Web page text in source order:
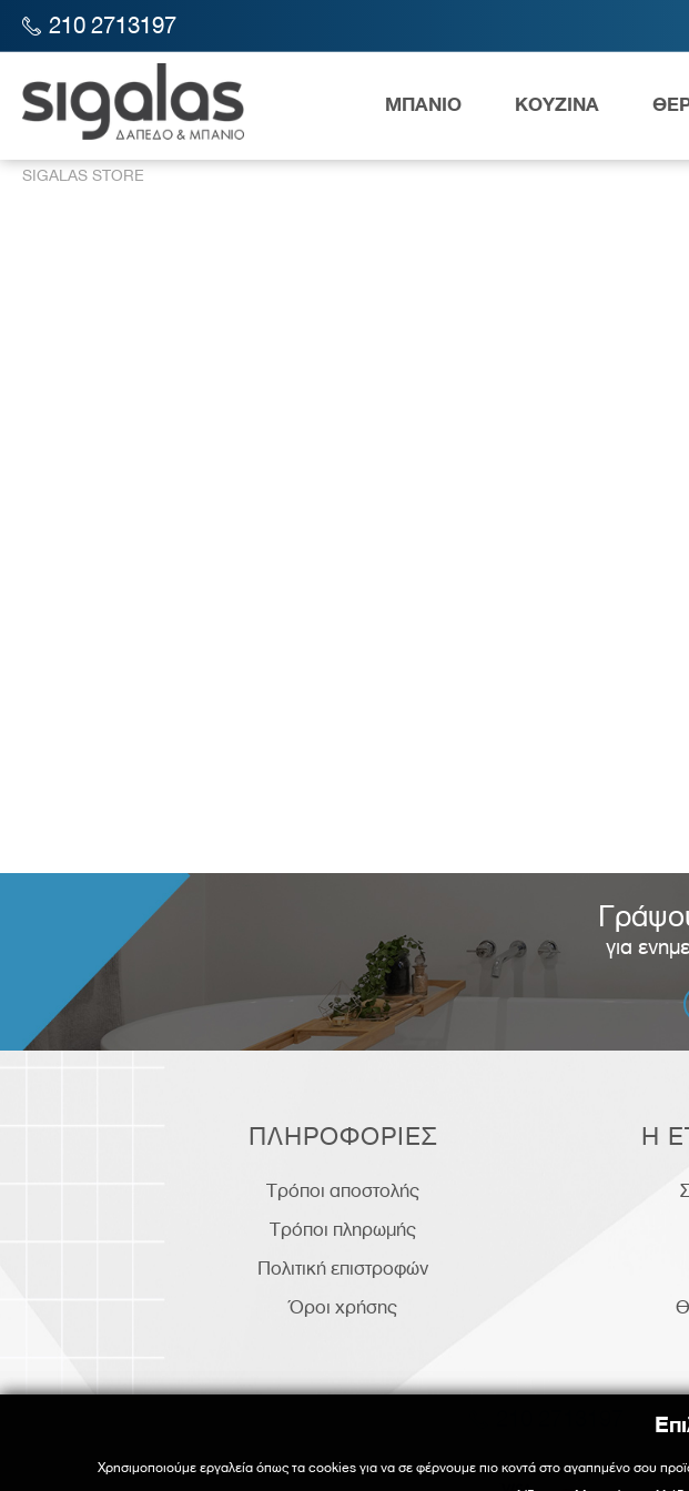
210 2713197
ΜΠΑΝΙΟ ΚΟΥΖΙΝΑ
SIGALAS STORE
για
ΠΛΗΡΟΦΟΡΙΕΣ
Τρόποι αποστολής
Τρόποι πληρωμής
Πολιτική επιστροφών
Όροι χρήσης
Η
Χρησιμοποιούμε εργαλεία όπως τα cookies για να σε φέρνουμε πιο κοντά στο αγαπημένο σου
Χρησιμοποιούμε εργαλεία όπως τα cookies για να σε φέρνουμε πιο κοντά στο αγαπημένο σου